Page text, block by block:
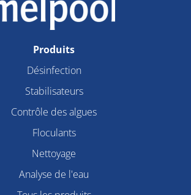
Produits
Désinfection
Stabilisateurs
Contrôle des algues
Floculants
Nettoyage
Analyse de l'eau